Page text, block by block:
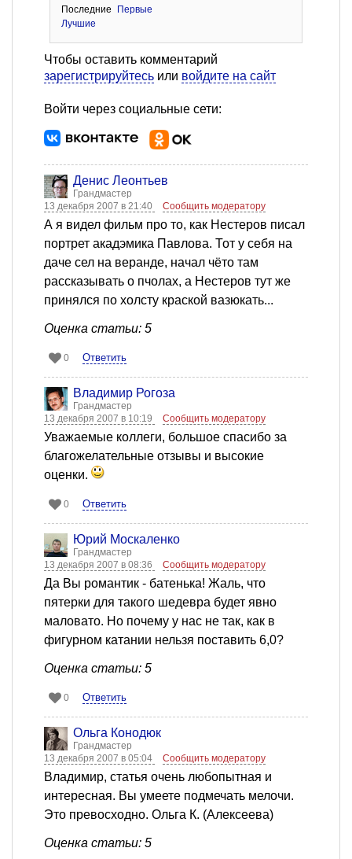
Последние
Первые
Лучшие
Чтобы оставить комментарий
зарегистрируйтесь или войдите на сайт
Войти через социальные сети:
Денис Леонтьев
Грандмастер
13 декабря 2007 в 21:40
Сообщить модератору
А я видел фильм про то, как Нестеров писал
портрет акадэмика Павлова. Тот у себя на
даче сел на веранде, начал чёто там
рассказывать о пчолах, а Нестеров тут же
принялся по холсту краской вазюкать...
Оценка статьи: 5
0 Ответить
Владимир Рогоза
Грандмастер
13 декабря 2007 в 10:19
Сообщить модератору
Уважаемые коллеги, большое спасибо за
благожелательные отзывы и высокие
оценки.
0 Ответить
Юрий Москаленко
Грандмастер
13 декабря 2007 в 08:36
Сообщить модератору
Да Вы романтик - батенька! Жаль, что
пятерки для такого шедевра будет явно
маловато. Но почему у нас не так, как в
фигурном катании нельзя поставить 6,0?
Оценка статьи: 5
0 Ответить
Ольга Конодюк
Грандмастер
13 декабря 2007 в 05:04
Сообщить модератору
Владимир, статья очень любопытная и
интересная. Вы умеете подмечать мелочи.
Это превосходно. Ольга К. (Алексеева)
Оценка статьи: 5